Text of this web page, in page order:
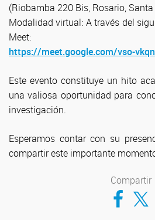
(Riobamba 220 Bis, Rosario,
Modalidad virtual: A través del
Meet:
https://meet.google.com/vso-
Este evento constituye un hito
una valiosa oportunidad para
investigación.
Esperamos contar con su
compartir este importante
Compartir
Compartir